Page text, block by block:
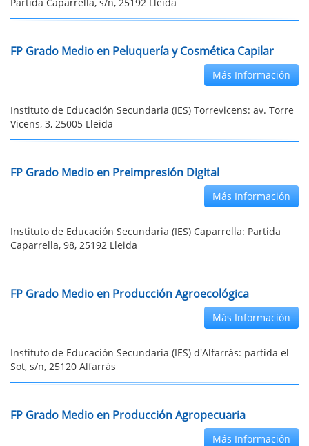
FP Grado Medio en Peluquería y Cosmética Capilar
Más Información
Instituto de Educación Secundaria (IES) Torrevicens: av. Torre
Vicens, 3, 25005 Lleida
FP Grado Medio en Preimpresión Digital
Más Información
Instituto de Educación Secundaria (IES) Caparrella: Partida
Caparrella, 98, 25192 Lleida
FP Grado Medio en Producción Agroecológica
Más Información
Instituto de Educación Secundaria (IES) d'Alfarràs: partida el
Sot, s/n, 25120 Alfarràs
FP Grado Medio en Producción Agropecuaria
Más Información